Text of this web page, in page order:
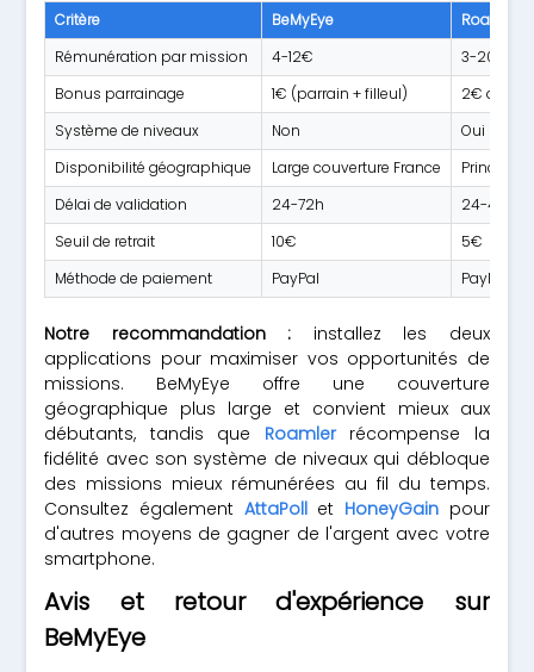
Critère BeMyEye
Roamler
Rémunération par mission
4-12€
3-20€
Bonus parrainage
1€ (parrain + filleul)
2€ au
Système de niveaux
Non
Oui
Disponibilité géographique
Large couverture France
Délai de validation
24-72h
24-48h
Seuil de retrait
10€
5€
Méthode de paiement
PayPal PayPal,
Notre recommandation : installez les deux
applications pour maximiser vos opportunités de
missions. BeMyEye offre une couverture
géographique plus large et convient mieux aux
débutants, tandis que Roamlerrécompense la
fidélité avec son système de niveaux qui débloque
des missions mieux rémunérées au fil du temps.
Consultez également AttaPollet HoneyGainpour
d'autres moyens de gagner de l'argent avec votre
smartphone.
Avis et retour d'expérience sur
BeMyEye